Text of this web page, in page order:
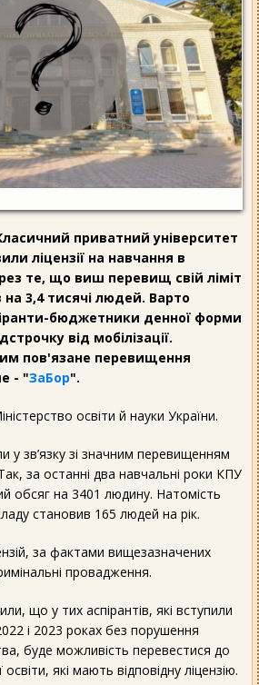
приватний університет
ліцензії на навчання в
те, що виш перевищ свій ліміт
на 3,4 тисячі людей. Варто
бюджетники денної форми
від мобілізації.
пов'язане перевищення
- "ЗаБор".
освіти й науки України.
у зв’язку зі значним перевищенням
за останні два навчальні роки КПУ
обсяг на 3401 людину. Натомість
становив 165 людей на рік.
за фактами вищезазначених
провадження.
що у тих аспірантів, які вступили
і 2023 роках без порушення
буде можливість перевестися до
які мають відповідну ліцензію.